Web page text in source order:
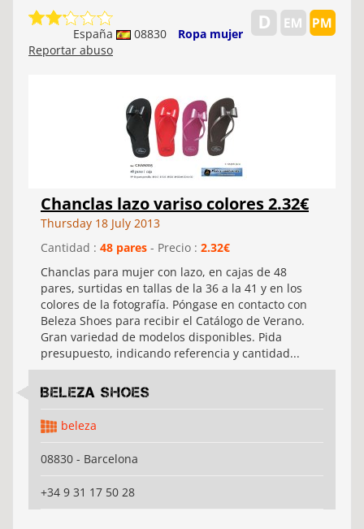
España 08830
Ropa mujer
Reportar abuso
Chanclas lazo variso colores 2.32€
Thursday 18 July 2013
Cantidad : 48 pares - Precio : 2.32€
Chanclas para mujer con lazo, en cajas de 48
pares, surtidas en tallas de la 36 a la 41 y en los
colores de la fotografía. Póngase en contacto con
Beleza Shoes para recibir el Catálogo de Verano.
Gran variedad de modelos disponibles. Pida
presupuesto, indicando referencia y cantidad...
Beleza shoes
beleza
08830 - Barcelona
+34 9 31 17 50 28